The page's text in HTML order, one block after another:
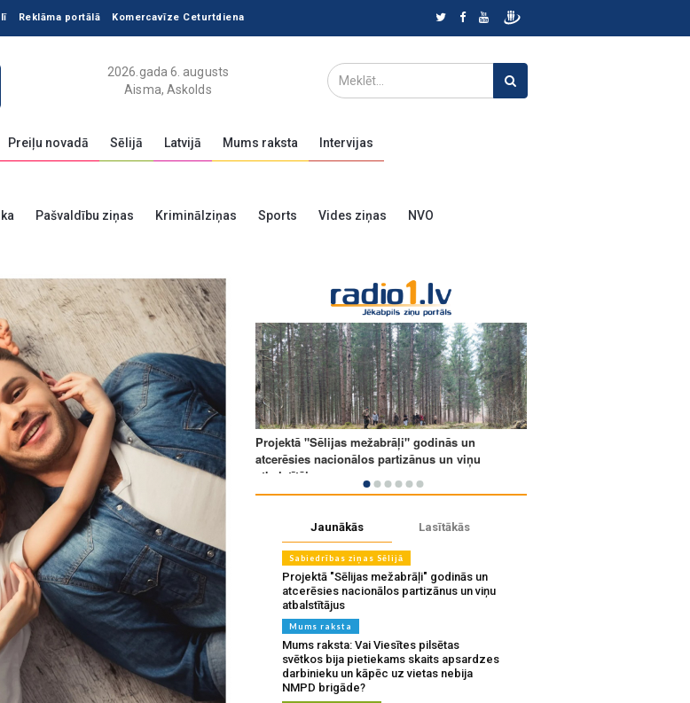
Reklāma portālā Komercavīze Ceturtdiena
2026.gada 6. augusts
Aisma, Askolds
Preiļu novadā Sēlijā Latvijā Mums raksta Intervijas
Pašvaldību ziņas Kriminālziņas Sports Vides ziņas NVO
Jaunākās Lasītākās
Sabiedrības ziņas Sēlijā
Projektā "Sēlijas mežabrāļi" godinās un
atcerēsies nacionālos partizānus un viņu
atbalstītājus
Mums raksta
Mums raksta: Vai Viesītes pilsētas
svētkos bija pietiekams skaits apsardzes
darbinieku un kāpēc uz vietas nebija
NMPD brigāde?